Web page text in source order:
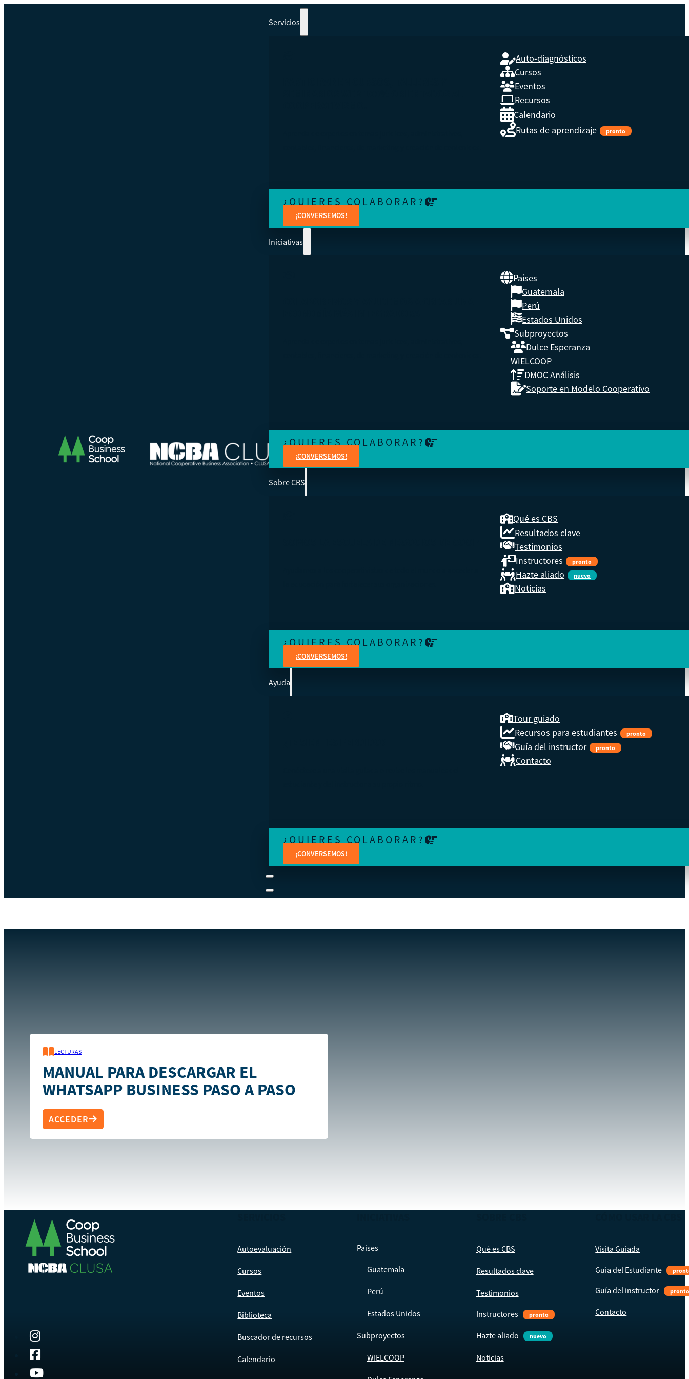
Servicios
Auto-diagnósticos
Cursos
Eventos
Recursos
Calendario
Rutas de aprendizaje
pronto
¿QUIERES COLABORAR?
¡CONVERSEMOS!
Iniciativas
Países
Guatemala
Perú
Estados Unidos
Subproyectos
Dulce Esperanza
WIELCOOP
DMOC Análisis
Soporte en Modelo Cooperativo
¿QUIERES COLABORAR?
¡CONVERSEMOS!
Sobre CBS
Qué es CBS
Resultados clave
Testimonios
Instructores
pronto
Hazte aliado nuevo
Noticias
¿QUIERES COLABORAR?
¡CONVERSEMOS!
Ayuda
Tour guiado
Recursos para estudiantes
pronto
Guía del instructor pronto
Contacto
¿QUIERES COLABORAR?
¡CONVERSEMOS!
LECTURAS
MANUAL PARA DESCARGAR EL
WHATSAPP BUSINESS PASO A PASO
ACCEDER
Autoevaluación
Cursos
Eventos
Biblioteca
Buscador de recursos
Calendario
Países
Guatemala
Perú
Estados Unidos
Subproyectos
WIELCOOP
Qué es CBS
Resultados clave
Testimonios
Instructores pronto
Hazte aliado nuevo
Noticias
Visita Guiada
Guía del Estudiante
Guía del instructor
Contacto